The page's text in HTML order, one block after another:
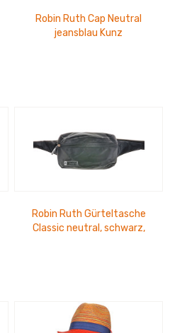
Robin Ruth Cap Neutral
jeansblau Kunz
Robin Ruth Gürteltasche
Classic neutral, schwarz,